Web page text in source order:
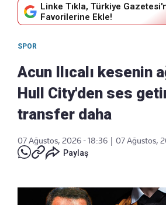
Linke Tıkla, Türkiye
Favorilerine Ekle!
SPOR
Acun Ilıcalı kesenin
Hull City'den ses
transfer daha
07 Ağustos, 2026 - 18:36
07 Ağustos,
Paylaş